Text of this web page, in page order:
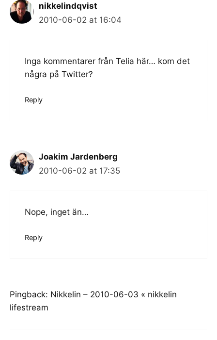
nikkelindqvist
2010-06-02 at 16:04
Inga kommentarer från Telia här… kom det
några på Twitter?
Reply
Joakim Jardenberg
2010-06-02 at 17:35
Nope, inget än…
Reply
Pingback: Nikkelin – 2010-06-03 « nikkelin
lifestream